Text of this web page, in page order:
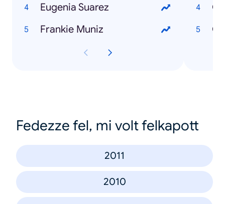
Eugenia Suarez
Frankie Muniz
Fedezze fel, mi volt felkapott
2011
2010